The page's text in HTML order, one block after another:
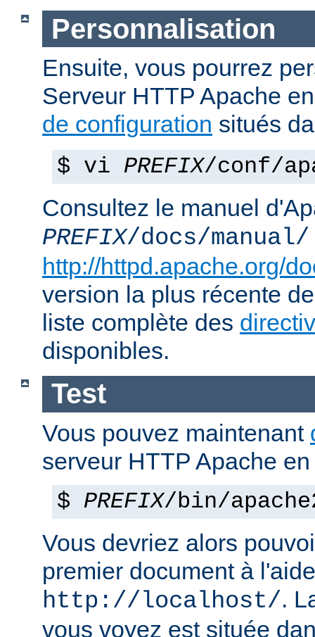
Personnalisation
Ensuite, vous pourrez
Serveur HTTP Apache
de configuration situés
$ vi PREFIX/conf/
Consultez le manuel
PREFIX/docs/manual/
http://httpd.apache.org/
version la plus récente
liste complète des
disponibles.
Test
Vous pouvez maintenant
serveur HTTP Apache
$ PREFIX/bin/
Vous devriez alors
premier document à
http://localhost/.
vous voyez est située